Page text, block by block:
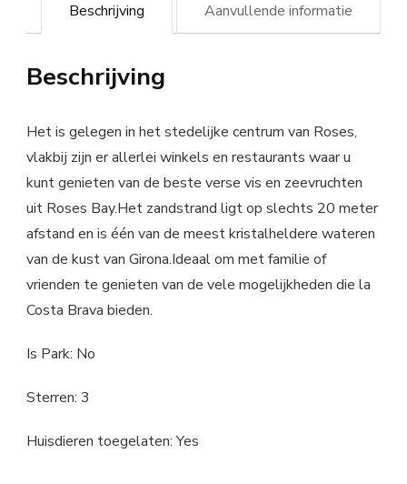
Beschrijving Aanvullende informatie
Beschrijving
Het is gelegen in het stedelijke centrum van Roses,
vlakbij zijn er allerlei winkels en restaurants waar u
kunt genieten van de beste verse vis en zeevruchten
uit Roses Bay.Het zandstrand ligt op slechts 20 meter
afstand en is één van de meest kristalheldere wateren
van de kust van Girona.Ideaal om met familie of
vrienden te genieten van de vele mogelijkheden die la
Costa Brava bieden.
Is Park: No
Sterren: 3
Huisdieren toegelaten: Yes